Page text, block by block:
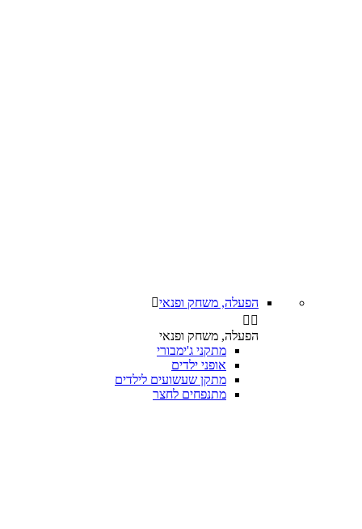
הפעלה, משחק ופנאי
 
הפעלה, משחק ופנאי
מתקני ג'ימבורי
אופני ילדים
מתקן שעשועים לילדים
מתנפחים לחצר